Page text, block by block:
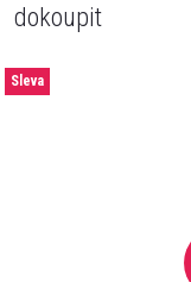
dokoupit
Sleva